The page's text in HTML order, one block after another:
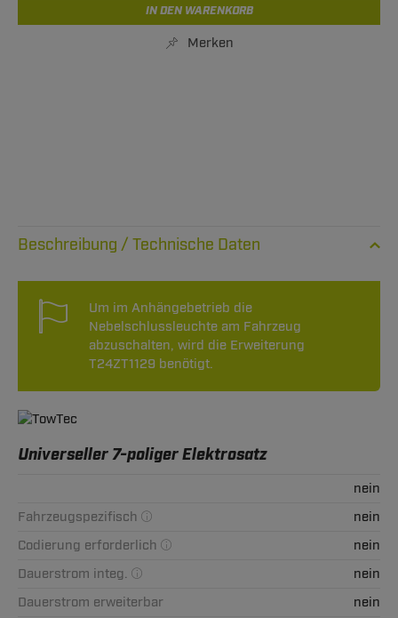
IN DEN WARENKORB
Merken
Technische Daten
Um im Anhängebetrieb die
Nebelschlussleuchte am Fahrzeug
abzuschalten, wird die Erweiterung
T24ZT1129 benötigt.
Universeller 7-poliger Elektrosatz
nein
Fahrzeugspezifisch
nein
Codierung erforderlich
nein
Dauerstrom integ.
nein
Dauerstrom erweiterbar
nein